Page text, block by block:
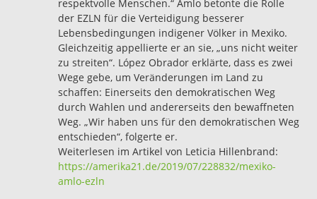
respektvolle Menschen.“ Amlo betonte die Rolle
der EZLN für die Verteidigung besserer
Lebensbedingungen indigener Völker in Mexiko.
Gleichzeitig appellierte er an sie, „uns nicht weiter
zu streiten“. López Obrador erklärte, dass es zwei
Wege gebe, um Veränderungen im Land zu
schaffen: Einerseits den demokratischen Weg
durch Wahlen und andererseits den bewaffneten
Weg. „Wir haben uns für den demokratischen Weg
entschieden“, folgerte er.
Weiterlesen im Artikel von Leticia Hillenbrand:
https://amerika21.de/2019/07/228832/mexiko-
amlo-ezln